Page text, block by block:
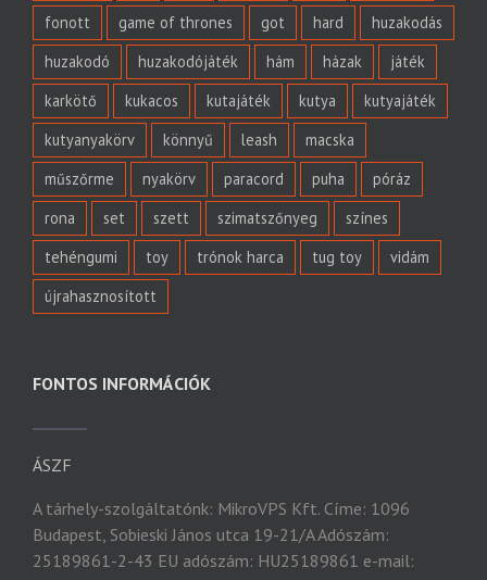
fonott
game of thrones got hard
huzakodás
huzakodó
huzakodójáték hám házak
játék
karkötő
kukacos kutajáték kutya
kutyajáték
kutyanyakörv
könnyű leash
macska
műszőrme
nyakörv paracord puha
póráz
rona
set szett szimatszőnyeg
színes
tehéngumi
toy trónok harca tug toy
vidám
újrahasznosított
FONTOS INFORMÁCIÓK
ÁSZF
A tárhely-szolgáltatónk: MikroVPS Kft. Címe: 1096
Budapest, Sobieski János utca 19-21/A Adószám:
25189861-2-43 EU adószám: HU25189861 e-mail: